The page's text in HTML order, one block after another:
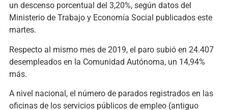
un descenso porcentual del 3,20%, según datos del
Ministerio de Trabajo y Economía Social publicados este
martes.
Respecto al mismo mes de 2019, el paro subió en 24.407
desempleados en la Comunidad Autónoma, un 14,94%
más.
A nivel nacional, el número de parados registrados en las
oficinas de los servicios públicos de empleo (antiguo